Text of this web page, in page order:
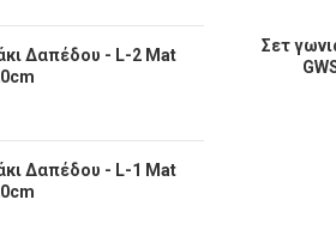
Δαπέδου - L-2 Mat
Δαπέδου - L-1 Mat
ΣετΣετ